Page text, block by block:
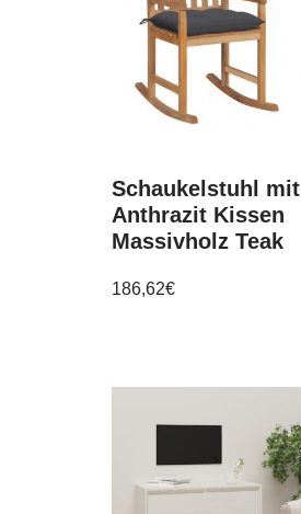
Schaukelstuhl mit
Anthrazit Kissen
Massivholz Teak
186,62€